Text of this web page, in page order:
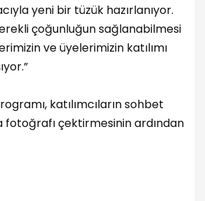
yeni bir tüzük hazırlanıyor.
çoğunluğun sağlanabilmesi
ve üyelerimizin katılımı
katılımcıların sohbet
fotoğrafı çektirmesinin ardından